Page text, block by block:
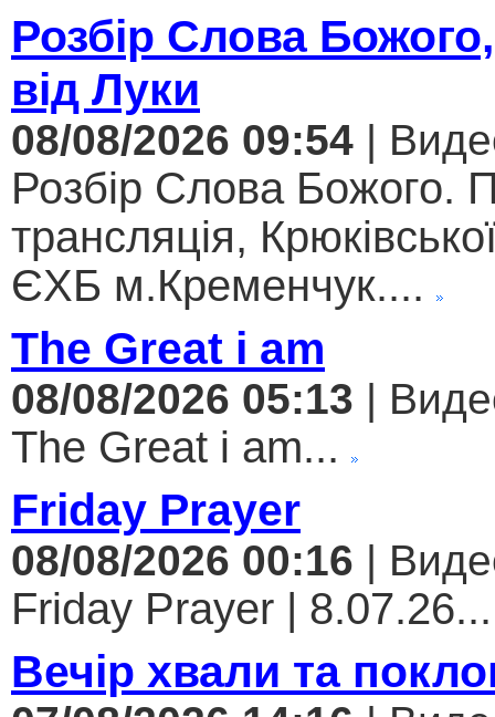
Розбір Слова
від Луки
08/08/2026 09:54 |
Розбір Слова Божого.
трансляція,
ЄХБ м.Кременчук....
The Great i am
08/08/2026 05:13 |
The Great i am...
Friday Prayer
08/08/2026 00:16 |
Friday Prayer | 8.07.26...
Вечір хвали та